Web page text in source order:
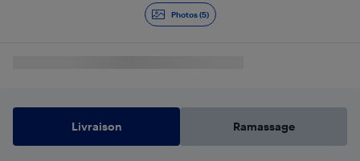
Photos (5)
Livraison Ramassage